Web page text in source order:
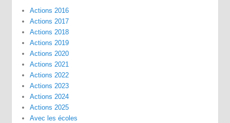
Actions 2016
Actions 2017
Actions 2018
Actions 2019
Actions 2020
Actions 2021
Actions 2022
Actions 2023
Actions 2024
Actions 2025
Avec les écoles